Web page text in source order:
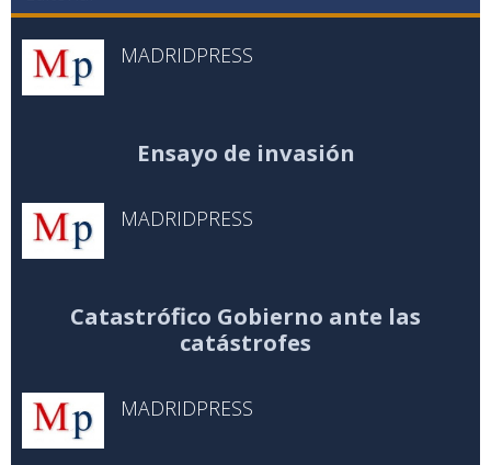
MADRIDPRESS
Ensayo de invasión
MADRIDPRESS
Catastrófico Gobierno ante las
catástrofes
MADRIDPRESS